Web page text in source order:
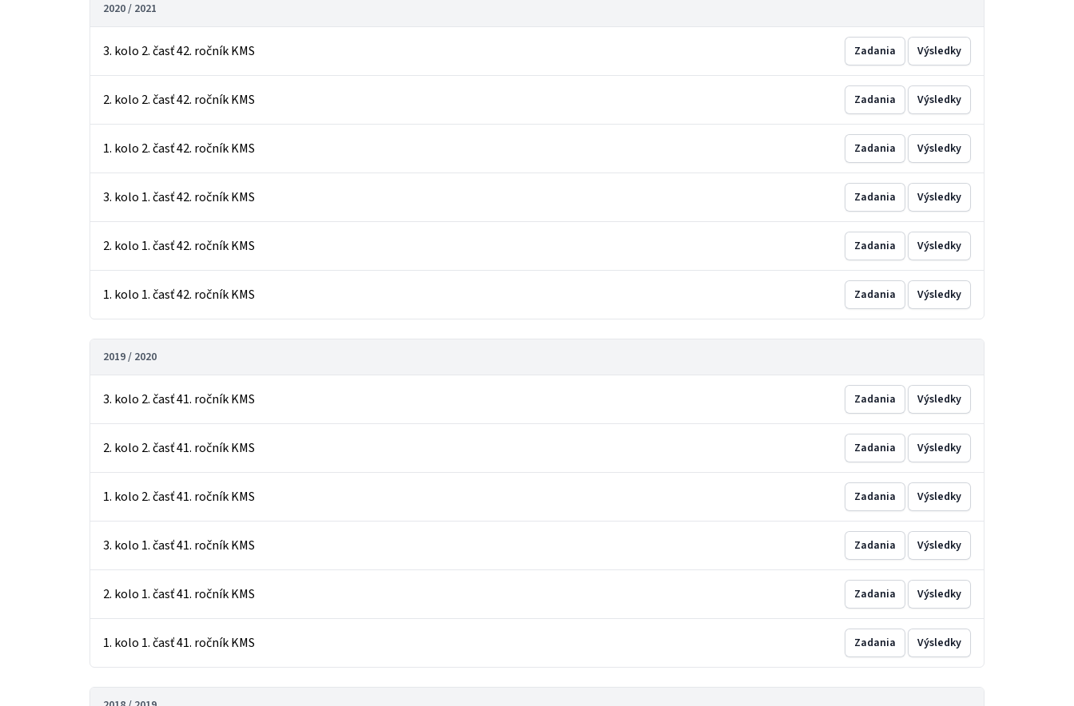
2020 / 2021
3. kolo 2. časť 42. ročník KMS Zadania Výsledky
2. kolo 2. časť 42. ročník KMS Zadania Výsledky
1. kolo 2. časť 42. ročník KMS Zadania Výsledky
3. kolo 1. časť 42. ročník KMS Zadania Výsledky
2. kolo 1. časť 42. ročník KMS Zadania Výsledky
1. kolo 1. časť 42. ročník KMS Zadania Výsledky
2019 / 2020
3. kolo 2. časť 41. ročník KMS Zadania Výsledky
2. kolo 2. časť 41. ročník KMS Zadania Výsledky
1. kolo 2. časť 41. ročník KMS Zadania Výsledky
3. kolo 1. časť 41. ročník KMS Zadania Výsledky
2. kolo 1. časť 41. ročník KMS Zadania Výsledky
1. kolo 1. časť 41. ročník KMS Zadania Výsledky